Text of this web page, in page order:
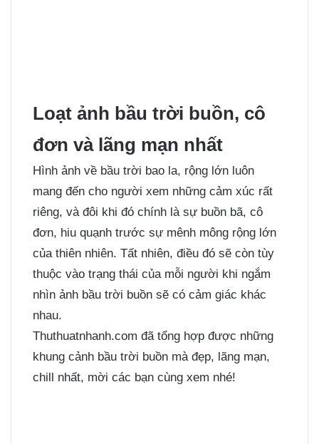
Loạt ảnh bầu trời buồn, cô
đơn và lãng mạn nhất
Hình ảnh về bầu trời bao la, rộng lớn luôn
mang đến cho người xem những cảm xúc rất
riêng, và đôi khi đó chính là sự buồn bã, cô
đơn, hiu quạnh trước sự mênh mông rộng lớn
của thiên nhiên. Tất nhiên, điều đó sẽ còn tùy
thuộc vào trạng thái của mỗi người khi ngắm
nhìn ảnh bầu trời buồn sẽ có cảm giác khác
nhau.
Thuthuatnhanh.com đã tổng hợp được những
khung cảnh bầu trời buồn mà đẹp, lãng mạn,
chill nhất, mời các bạn cùng xem nhé!